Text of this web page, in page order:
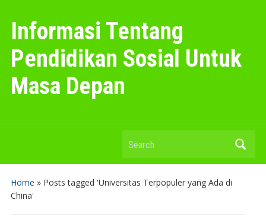
Informasi Tentang
Pendidikan Sosial Untuk
Masa Depan
Search
Home » Posts tagged 'Universitas Terpopuler yang Ada di
China'